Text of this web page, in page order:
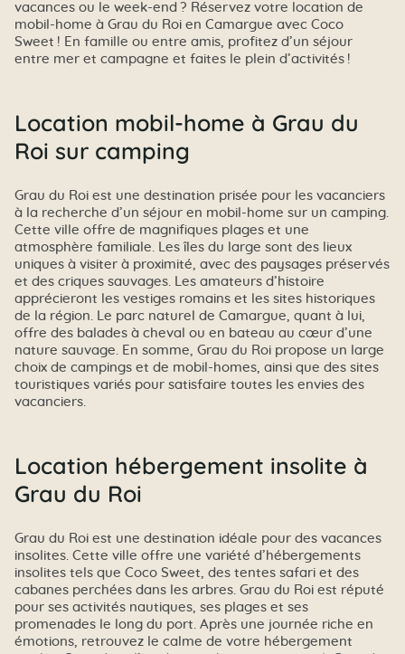
vacances ou le week-end ? Réservez votre location de
mobil-home à Grau du Roi en Camargue avec Coco
Sweet ! En famille ou entre amis, profitez d’un séjour
entre mer et campagne et faites le plein d’activités !
Location mobil-home à Grau du
Roi sur camping
Grau du Roi est une destination prisée pour les vacanciers
à la recherche d’un séjour en mobil-home sur un camping.
Cette ville offre de magnifiques plages et une
atmosphère familiale. Les îles du large sont des lieux
uniques à visiter à proximité, avec des paysages préservés
et des criques sauvages. Les amateurs d’histoire
apprécieront les vestiges romains et les sites historiques
de la région. Le parc naturel de Camargue, quant à lui,
offre des balades à cheval ou en bateau au cœur d’une
nature sauvage. En somme, Grau du Roi propose un large
choix de campings et de mobil-homes, ainsi que des sites
touristiques variés pour satisfaire toutes les envies des
vacanciers.
Location hébergement insolite à
Grau du Roi
Grau du Roi est une destination idéale pour des vacances
insolites. Cette ville offre une variété d’hébergements
insolites tels que Coco Sweet, des tentes safari et des
cabanes perchées dans les arbres. Grau du Roi est réputé
pour ses activités nautiques, ses plages et ses
promenades le long du port. Après une journée riche en
émotions, retrouvez le calme de votre hébergement